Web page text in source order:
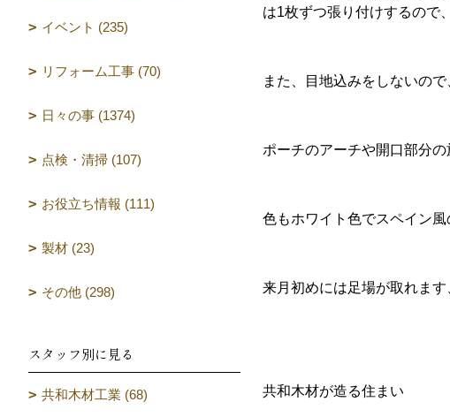
は1枚ずつ張り付けするので
また、目地込みをしないの
ポーチのアーチや開口部分
色もホワイト色でスペイン風
来月初めには足場が取れま
共和木材が造る住まい
イベント (235)
リフォーム工事 (70)
日々の事 (1374)
点検・清掃 (107)
お役立ち情報 (111)
製材 (23)
その他 (298)
スタッフ別に見る
共和木材工業 (68)